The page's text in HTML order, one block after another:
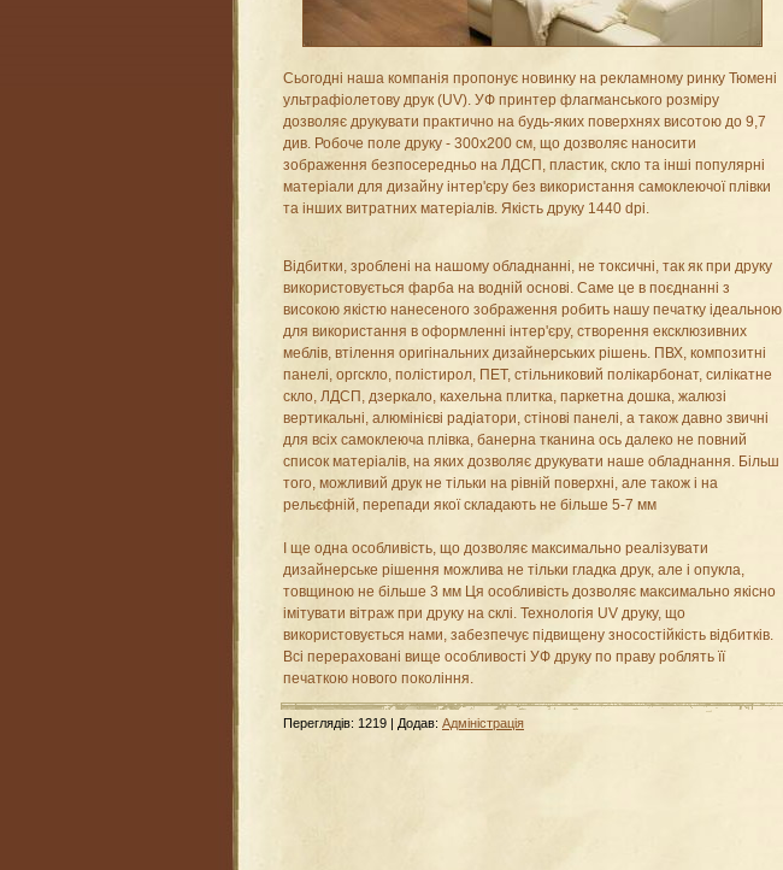
Сьогодні наша компанія пропонує новинку на рекламному ринку Тюмені
ультрафіолетову друк (UV). УФ принтер флагманського розміру
дозволяє друкувати практично на будь-яких поверхнях висотою до 9,7
див. Робоче поле друку - 300х200 см, що дозволяє наносити
зображення безпосередньо на ЛДСП, пластик, скло та інші популярні
матеріали для дизайну інтер'єру без використання самоклеючої плівки
та інших витратних матеріалів. Якість друку 1440 dpi.
Відбитки, зроблені на нашому обладнанні, не токсичні, так як при друку
використовується фарба на водній основі. Саме це в поєднанні з
високою якістю нанесеного зображення робить нашу печатку ідеальною
для використання в оформленні інтер'єру, створення ексклюзивних
меблів, втілення оригінальних дизайнерських рішень. ПВХ, композитні
панелі, оргскло, полістирол, ПЕТ, стільниковий полікарбонат, силікатне
скло, ЛДСП, дзеркало, кахельна плитка, паркетна дошка, жалюзі
вертикальні, алюмінієві радіатори, стінові панелі, а також давно звичні
для всіх самоклеюча плівка, банерна тканина ось далеко не повний
список матеріалів, на яких дозволяє друкувати наше обладнання. Більш
того, можливий друк не тільки на рівній поверхні, але також і на
рельєфній, перепади якої складають не більше 5-7 мм
І ще одна особливість, що дозволяє максимально реалізувати
дизайнерське рішення можлива не тільки гладка друк, але і опукла,
товщиною не більше 3 мм Ця особливість дозволяє максимально якісно
імітувати вітраж при друку на склі. Технологія UV друку, що
використовується нами, забезпечує підвищену зносостійкість відбитків.
Всі перераховані вище особливості УФ друку по праву роблять її
печаткою нового покоління.
Переглядів: 1219 | Додав: Адміністрація